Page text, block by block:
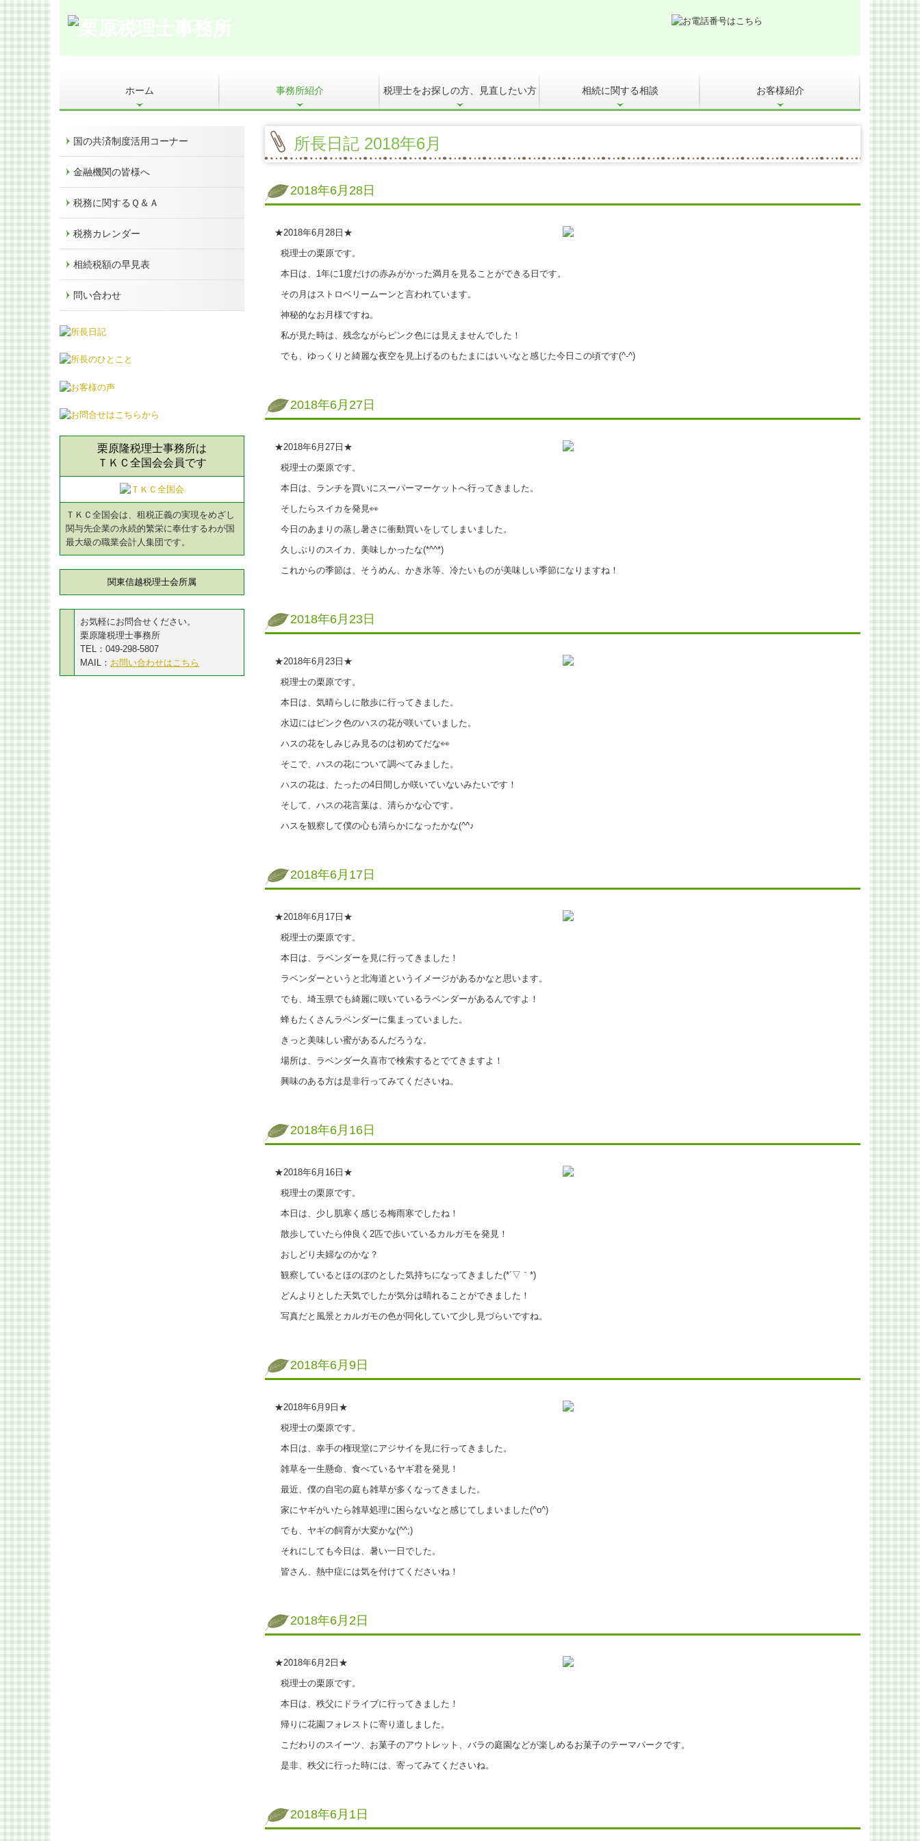
ホーム 事務所紹介
お客様の声
料金について
よくある質問
業務契約までの流れ
交通案内
経営革新等支援機関とは
税理士をお探しの方、見直したい方
会計・給与・請求を合理化
決算書の信用力を高めます
記帳適時性証明書の活用
スマート業績確認機能
マイナンバー制度への対応
デジタル化・AI導入補助金
相続に関する相談
相続に関するQ&A
円満な相続・事業承継を支援
お客様紹介
国の共済制度活用コーナー
金融機関の皆様へ
税務に関するＱ＆Ａ
税務カレンダー
相続税額の早見表
問い合わせ
栗原隆税理士事務所は
ＴＫＣ全国会会員です
ＴＫＣ全国会は、租税正義の実現をめざし
関与先企業の永続的繁栄に奉仕するわが国
最大級の職業会計人集団です。
関東信越税理士会所属
お気軽にお問合せください。
栗原隆税理士事務所
TEL：049-298-5807
MAIL： お問い合わせはこちら
所長日記 2018年6月
2018年6月28日
★2018年6月28日★
税理士の栗原です。
本日は、1年に1度だけの赤みがかった満月を見ることができる日です。
その月はストロベリームーンと言われています。
神秘的なお月様ですね。
私が見た時は、残念ながらピンク色には見えませんでした！
でも、ゆっくりと綺麗な夜空を見上げるのもたまにはいいなと感じた今日この頃です(^-^)
2018年6月27日
★2018年6月27日★
税理士の栗原です。
本日は、ランチを買いにスーパーマーケットへ行ってきました。
そしたらスイカを発見👀
今日のあまりの蒸し暑さに衝動買いをしてしまいました。
久しぶりのスイカ、美味しかったな(*^^*)
これからの季節は、そうめん、かき氷等、冷たいものが美味しい季節になりますね！
2018年6月23日
★2018年6月23日★
税理士の栗原です。
本日は、気晴らしに散歩に行ってきました。
水辺にはピンク色のハスの花が咲いていました。
ハスの花をしみじみ見るのは初めてだな👀
そこで、ハスの花について調べてみました。
ハスの花は、たったの4日間しか咲いていないみたいです！
そして、ハスの花言葉は、清らかな心です。
ハスを観察して僕の心も清らかになったかな(^^♪
2018年6月17日
★2018年6月17日★
税理士の栗原です。
本日は、ラベンダーを見に行ってきました！
ラベンダーというと北海道というイメージがあるかなと思います。
でも、埼玉県でも綺麗に咲いているラベンダーがあるんですよ！
蜂もたくさんラベンダーに集まっていました。
きっと美味しい蜜があるんだろうな。
場所は、ラベンダー久喜市で検索するとでてきますよ！
興味のある方は是非行ってみてくださいね。
2018年6月16日
★2018年6月16日★
税理士の栗原です。
本日は、少し肌寒く感じる梅雨寒でしたね！
散歩していたら仲良く2匹で歩いているカルガモを発見！
おしどり夫婦なのかな？
観察しているとほのぼのとした気持ちになってきました(*´▽｀*)
どんよりとした天気でしたが気分は晴れることができました！
写真だと風景とカルガモの色が同化していて少し見づらいですね。
2018年6月9日
★2018年6月9日★
税理士の栗原です。
本日は、幸手の権現堂にアジサイを見に行ってきました。
雑草を一生懸命、食べているヤギ君を発見！
最近、僕の自宅の庭も雑草が多くなってきました。
家にヤギがいたら雑草処理に困らないなと感じてしまいました(^o^)
でも、ヤギの飼育が大変かな(^^;)
それにしても今日は、暑い一日でした。
皆さん、熱中症には気を付けてくださいね！
2018年6月2日
★2018年6月2日★
税理士の栗原です。
本日は、秩父にドライブに行ってきました！
帰りに花園フォレストに寄り道しました。
こだわりのスイーツ、お菓子のアウトレット、バラの庭園などが楽しめるお菓子のテーマパークです。
是非、秩父に行った時には、寄ってみてくださいね。
2018年6月1日